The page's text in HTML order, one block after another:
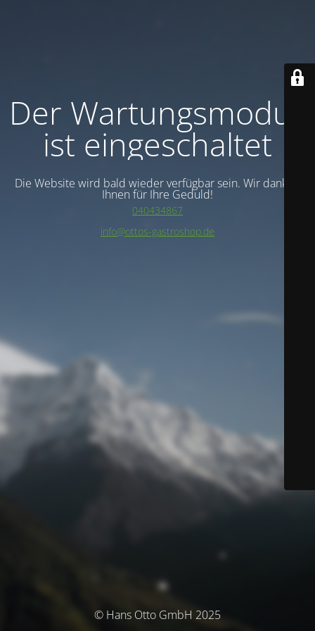
Der Wartungsmodus
ist eingeschaltet
Die Website wird bald wieder verfügbar sein. Wir danken
Ihnen für Ihre Geduld!
040434867
info@ottos-gastroshop.de
© Hans Otto GmbH 2025